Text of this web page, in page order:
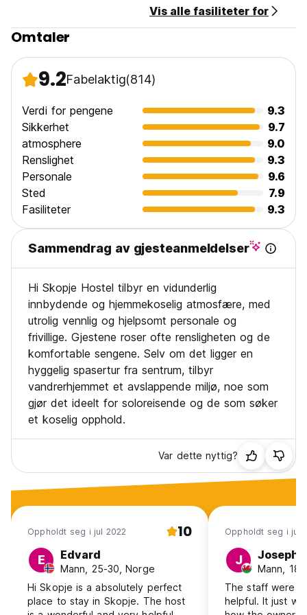
Stedet er sikret med kamera og sikkerhetssystem.
Vi tilbyr trygg og privat parkering. (Auto-translated from
Vis alle fasiliteter for
Omtaler
9.2Fabelaktig(814)
Verdi for pengene
9.3
Sikkerhet
9.7
atmosphere
9.0
Renslighet
9.3
Personale
9.6
Sted
7.9
Fasiliteter
9.3
Sammendrag av gjesteanmeldelser
Hi Skopje Hostel tilbyr en vidunderlig
innbydende og hjemmekoselig atmosfære, med
utrolig vennlig og hjelpsomt personale og
frivillige. Gjestene roser ofte rensligheten og de
komfortable sengene. Selv om det ligger en
hyggelig spasertur fra sentrum, tilbyr
vandrerhjemmet et avslappende miljø, noe som
gjør det ideelt for soloreisende og de som søker
et koselig opphold.
Var dette nyttig?
Oppholdt seg i jul 2022 10
E Edvard
Mann, 25-30, Norge
Hi Skopje is a absolutely perfect
place to stay in Skopje. The host
Oppholdt seg i jul
J Joseph
Mann, 18-
The staff were
helpful. It just